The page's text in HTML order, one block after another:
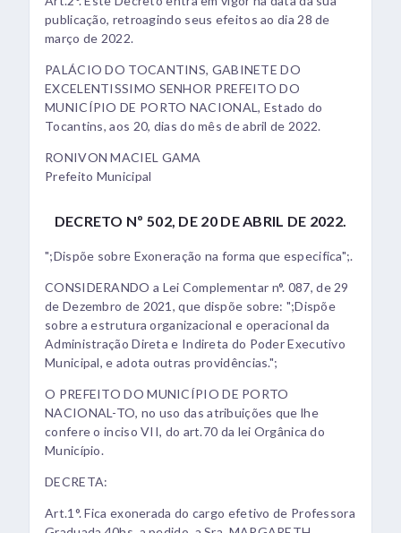
publicação, retroagindo seus efeitos ao dia 28 de
março de 2022.
PALÁCIO DO TOCANTINS, GABINETE DO
EXCELENTISSIMO SENHOR PREFEITO DO
MUNICÍPIO DE PORTO NACIONAL, Estado do
Tocantins, aos 20, dias do mês de abril de 2022.
RONIVON MACIEL GAMA
Prefeito Municipal
DECRETO Nº 502, DE 20 DE ABRIL DE 2022.
";Dispõe sobre Exoneração na forma que especifica";.
CONSIDERANDO a Lei Complementar n°. 087, de 29
de Dezembro de 2021, que dispõe sobre: ";Dispõe
sobre a estrutura organizacional e operacional da
Administração Direta e Indireta do Poder Executivo
Municipal, e adota outras providências.";
O PREFEITO DO MUNICÍPIO DE PORTO
NACIONAL-TO, no uso das atribuições que lhe
confere o inciso VII, do art.70 da lei Orgânica do
Município.
DECRETA:
Art.1°. Fica exonerada do cargo efetivo de Professora